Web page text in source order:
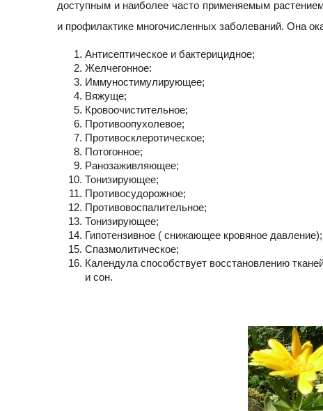
доступным и наиболее часто применяемым
и профилактике многочисленных заболеваний. Она
Антисептическое и бактерицидное;
Желчегонное:
Иммуностимулирующее;
Вяжуще;
Кровоочистительное;
Противоопухолевое;
Противосклеротическое;
Потогонное;
Ранозаживляющее;
Тонизирующее;
Противосудорожное;
Противовоспалительное;
Тонизирующее;
Гипотензивное ( снижающее кровяное давление);
Спазмолитическое;
Календула способствует восстановлению
и сон.